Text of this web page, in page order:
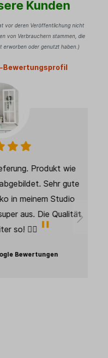
Kunden
vor deren Veröffentlichung nicht
von Verbrauchern stammen, die
erworben oder genutzt haben.)
Bewertungsprofil
Produkt wie
Sehr gute
in meinem Studio
aus. Die Qualität
so! 👍🏻
Bewertungen